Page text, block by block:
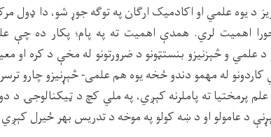
پر ۱۳۴۲ هـ لمریز د يوه علمي او اکادمیک ارګان په توګه جوړ شو، دا
خورا اهمیت لري. همدې اهمیت ته په پام؛ پکار ده چې
علمي و څېزنیزو بنستټونو د ضرورتونو له مخې د کره او
له مهمو دندو ځخه یوه هم علمی- څېړنیزو چارو
پرمختيا ته پاملرنه کېږي، په ملي کچ د ټيکنالوجۍ د
د عامولو او د ښه کولو په موخه د تدريس بهر ځيرل